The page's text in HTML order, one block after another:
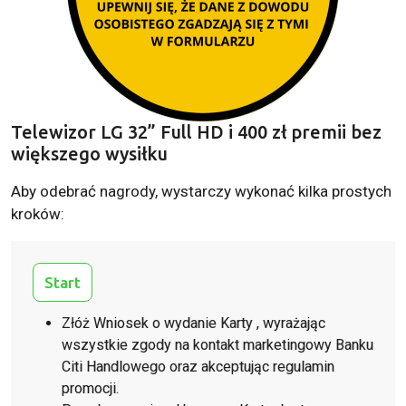
Telewizor LG 32” Full HD i 400 zł premii bez
większego wysiłku
Aby odebrać nagrody, wystarczy wykonać kilka prostych
kroków:
Start
Złóż Wniosek o wydanie Karty , wyrażając
wszystkie zgody na kontakt marketingowy Banku
Citi Handlowego oraz akceptując regulamin
promocji.